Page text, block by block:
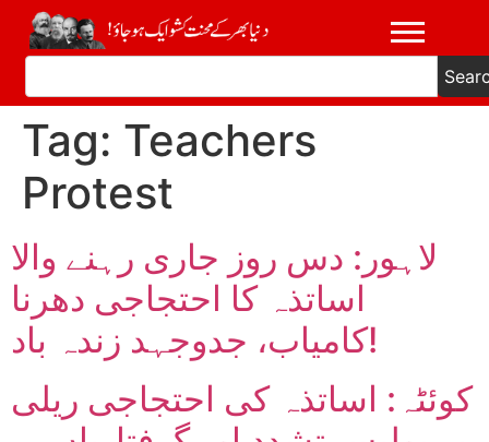
Tag: Teachers
Protest
لاہور: دس روز جاری رہنے والا
اساتذہ کا احتجاجی دھرنا
کامیاب، جدوجہد زندہ باد!
کوئٹہ: اساتذہ کی احتجاجی ریلی